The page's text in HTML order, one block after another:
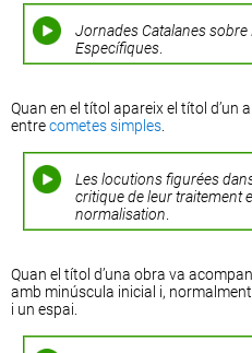
Jornades Catalanes
Específiques.
Quan en el títol apareix el títol d’un
entrecometes simples.
Les locutions figurées
critique de leur traitement
normalisation.
Quan el títol d’una obra va
amb minúscula inicial i,
i un espai.